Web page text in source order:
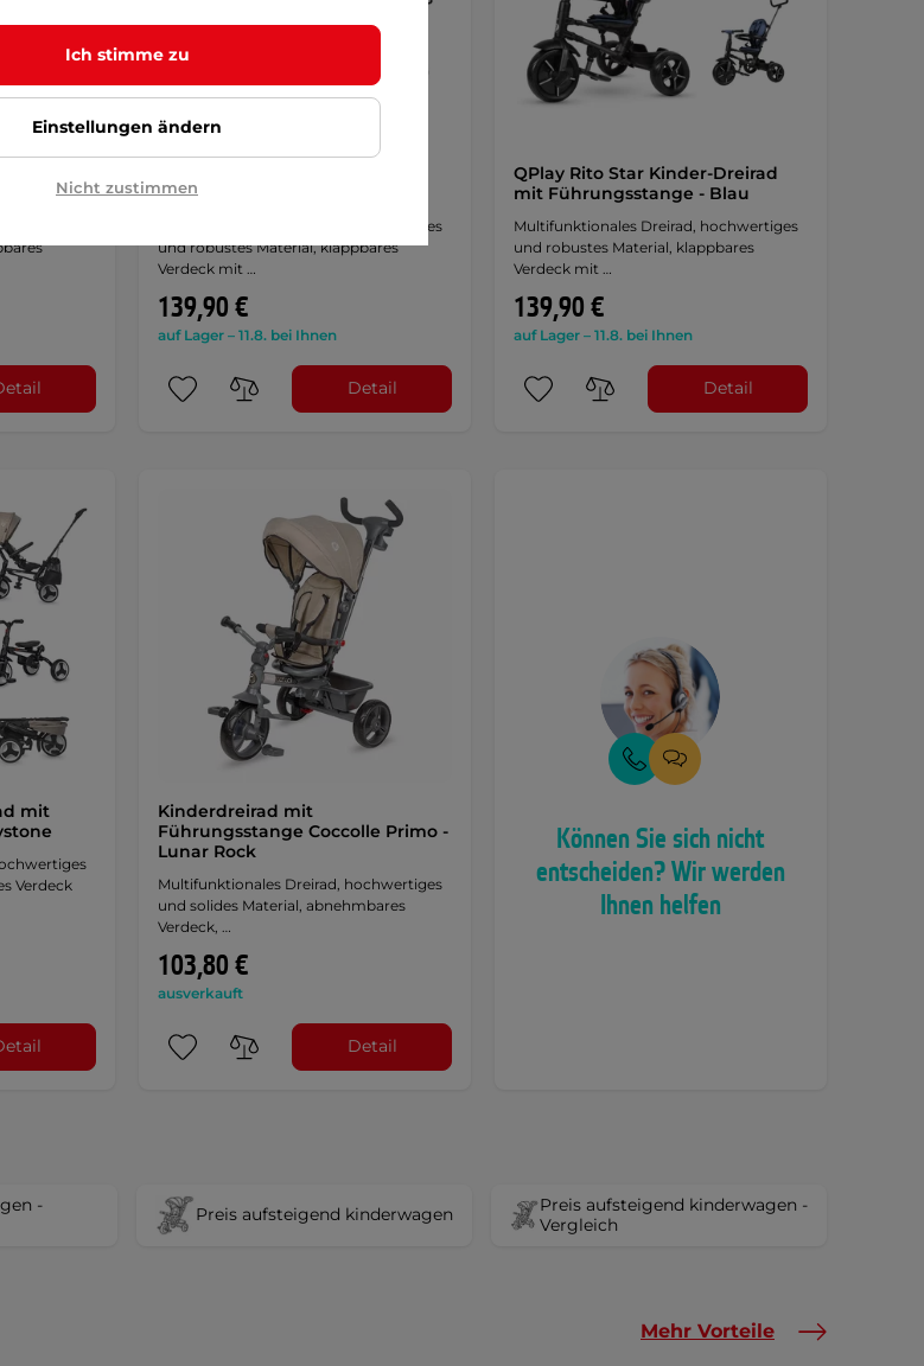
mit Führungsstange - Grau
Multifunktionales Dreirad, hochwertiges
und robustes Material, klappbares
Verdeck mit …
139,90 €
auf Lager – 11.8. bei Ihnen
Detail
QPlay Rito Star Kinder-Dreirad
mit Führungsstange - Blau
Multifunktionales Dreirad, hochwertiges
und robustes Material, klappbares
Verdeck mit …
139,90 €
auf Lager – 11.8. bei Ihnen
Detail
mit
Verdeck
Kinderdreirad mit
Führungsstange Coccolle Primo -
Lunar Rock
Multifunktionales Dreirad, hochwertiges
und solides Material, abnehmbares
Verdeck, …
103,80 €
ausverkauft
Detail
Können Sie sich nicht
entscheiden? Wir werden
Ihnen helfen
-
Preis aufsteigend kinderwagen
Preis aufsteigend kinderwagen -
Vergleich
Mehr Vorteile
Ich stimme zu
Einstellungen ändern
Nicht zustimmen